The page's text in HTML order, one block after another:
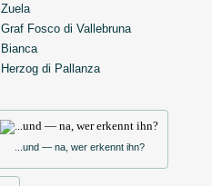
Zuela
Graf Fosco di Vallebruna
Bianca
Herzog di Pallanza
...und — na, wer erkennt ihn?